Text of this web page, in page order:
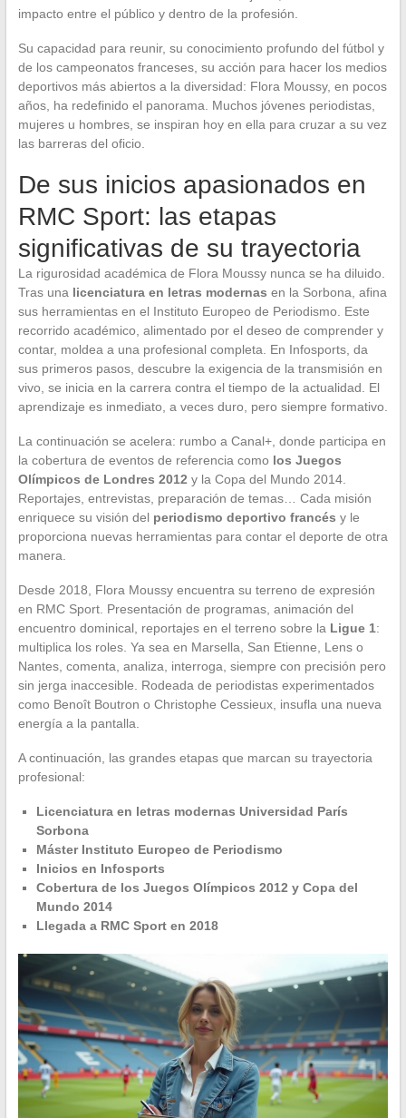
impacto entre el público y dentro de la profesión.
Su capacidad para reunir, su conocimiento profundo del fútbol y
de los campeonatos franceses, su acción para hacer los medios
deportivos más abiertos a la diversidad: Flora Moussy, en pocos
años, ha redefinido el panorama. Muchos jóvenes periodistas,
mujeres u hombres, se inspiran hoy en ella para cruzar a su vez
las barreras del oficio.
De sus inicios apasionados en
RMC Sport: las etapas
significativas de su trayectoria
La rigurosidad académica de Flora Moussy nunca se ha diluido.
Tras una licenciatura en letras modernas en la Sorbona, afina
sus herramientas en el Instituto Europeo de Periodismo. Este
recorrido académico, alimentado por el deseo de comprender y
contar, moldea a una profesional completa. En Infosports, da
sus primeros pasos, descubre la exigencia de la transmisión en
vivo, se inicia en la carrera contra el tiempo de la actualidad. El
aprendizaje es inmediato, a veces duro, pero siempre formativo.
La continuación se acelera: rumbo a Canal+, donde participa en
la cobertura de eventos de referencia como los Juegos
Olímpicos de Londres 2012 y la Copa del Mundo 2014.
Reportajes, entrevistas, preparación de temas… Cada misión
enriquece su visión del periodismo deportivo francés y le
proporciona nuevas herramientas para contar el deporte de otra
manera.
Desde 2018, Flora Moussy encuentra su terreno de expresión
en RMC Sport. Presentación de programas, animación del
encuentro dominical, reportajes en el terreno sobre la Ligue 1:
multiplica los roles. Ya sea en Marsella, San Etienne, Lens o
Nantes, comenta, analiza, interroga, siempre con precisión pero
sin jerga inaccesible. Rodeada de periodistas experimentados
como Benoît Boutron o Christophe Cessieux, insufla una nueva
energía a la pantalla.
A continuación, las grandes etapas que marcan su trayectoria
profesional:
Licenciatura en letras modernas Universidad París
Sorbona
Máster Instituto Europeo de Periodismo
Inicios en Infosports
Cobertura de los Juegos Olímpicos 2012 y Copa del
Mundo 2014
Llegada a RMC Sport en 2018